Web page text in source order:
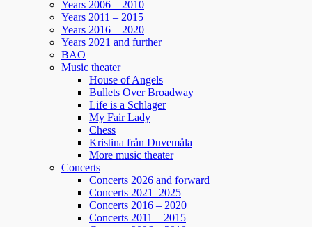
Years 2006 – 2010
Years 2011 – 2015
Years 2016 – 2020
Years 2021 and further
BAO
Music theater
House of Angels
Bullets Over Broadway
Life is a Schlager
My Fair Lady
Chess
Kristina från Duvemåla
More music theater
Concerts
Concerts 2026 and forward
Concerts 2021–2025
Concerts 2016 – 2020
Concerts 2011 – 2015